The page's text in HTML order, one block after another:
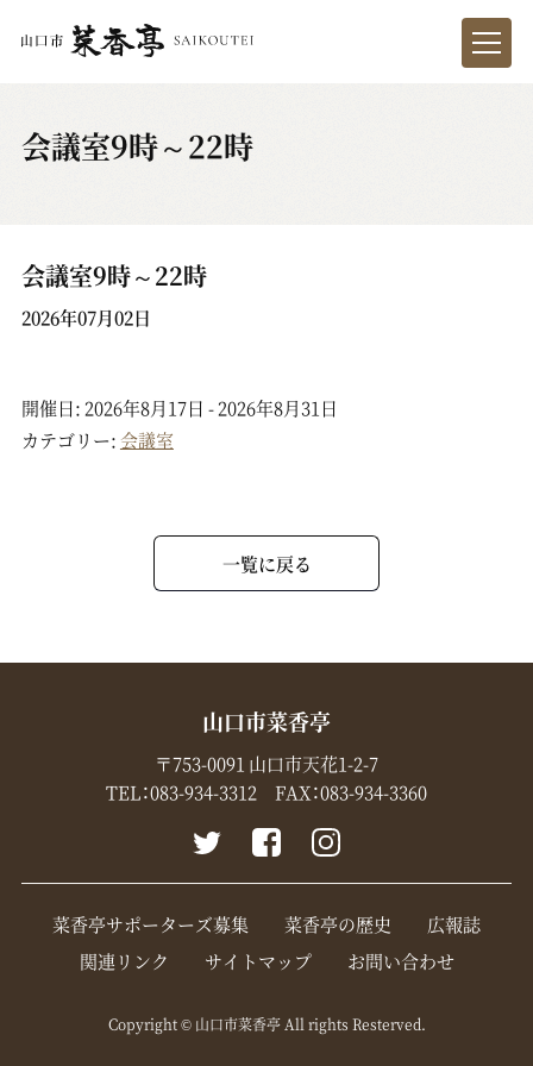
会議室9時～22時
会議室9時～22時
2026年07月02日
開催日: 2026年8月17日 - 2026年8月31日
カテゴリー:会議室
一覧に戻る
山口市菜香亭
〒753-0091 山口市天花1-2-7
TEL：083-934-3312 FAX：083-934-3360
菜香亭サポーターズ募集 菜香亭の歴史
広報誌
関連リンク
サイトマップ お問い合わせ
Copyright © 山口市菜香亭 All rights Resterved.